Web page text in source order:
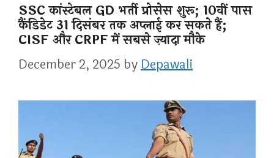
SSC कांस्टेबल GD भर्ती प्रोसेस शुरू; 10वीं पास
कैंडिडेट 31 दिसंबर तक अप्लाई कर सकते हैं;
CISF और CRPF में सबसे ज़्यादा मौके
December 2, 2025 byDepawali